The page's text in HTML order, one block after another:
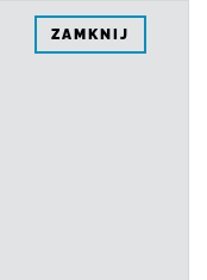
ZAMKNIJ